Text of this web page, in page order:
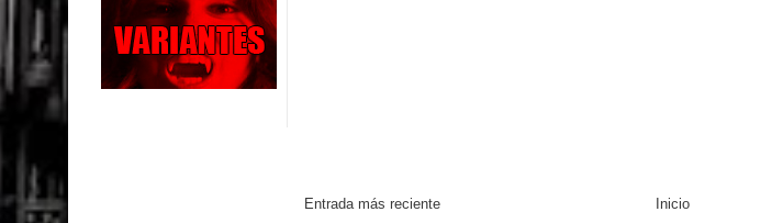
Entrada más reciente Inicio